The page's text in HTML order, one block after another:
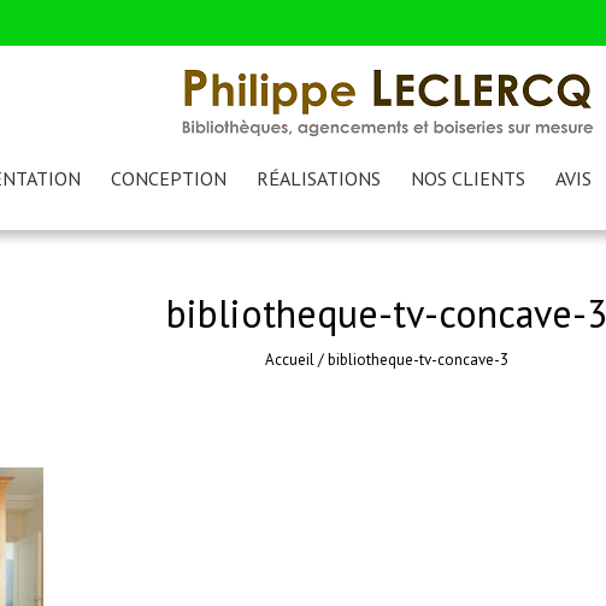
CONCEPTION RÉALISATIONS NOS CLIENTS AVIS
bibliotheque-tv-concave-3
Accueil/bibliotheque-tv-concave-3